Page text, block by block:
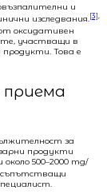
и
изследвания.[3],
оксидативен
участващи в
Това е
приема
за
продукти
500–2000 mg/